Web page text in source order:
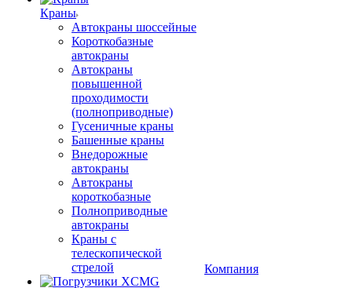
Краны
Автокраны шоссейные
Короткобазные
автокраны
Автокраны
повышенной
проходимости
(полноприводные)
Гусеничные краны
Башенные краны
Внедорожные
автокраны
Автокраны
короткобазные
Полноприводные
автокраны
Краны с
телескопической
стрелой
Компания